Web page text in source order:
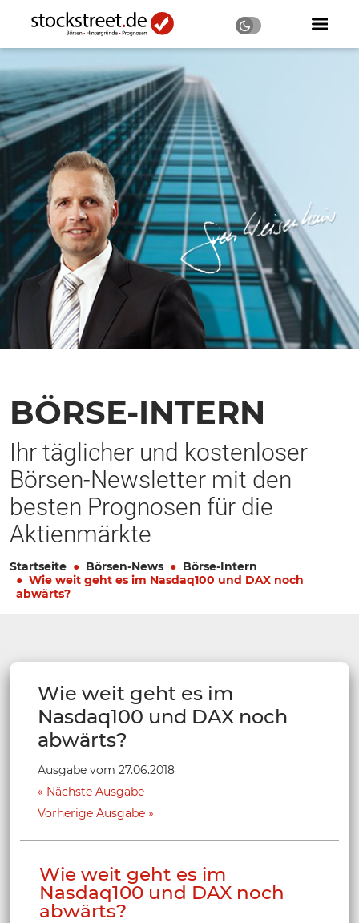
BÖRSE-INTERN
Ihr täglicher und kostenloser
Börsen-Newsletter mit den
besten Prognosen für die
Aktienmärkte
Startseite Börsen-News
Börse-Intern
Wie weit geht es im Nasdaq100 und DAX noch
abwärts?
Wie weit geht es im
Nasdaq100 und DAX noch
abwärts?
Ausgabe vom 27.06.2018
Nächste Ausgabe
Vorherige Ausgabe
Wie weit geht es im
Nasdaq100 und DAX noch
abwärts?